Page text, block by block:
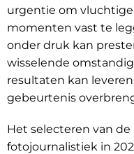
urgentie om vluchtige
momenten vast te
onder druk kan
wisselende
resultaten kan
gebeurtenis
Het selecteren van
fotojournalistiek in